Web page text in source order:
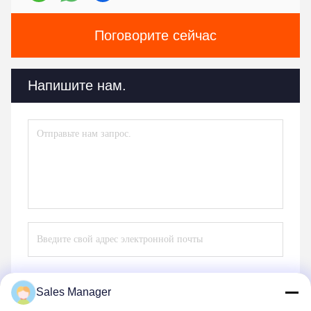
Поговорите сейчас
Напишите нам.
Sales Manager